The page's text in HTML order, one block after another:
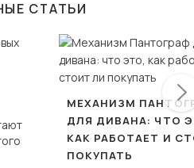
СТАТЬИ
МЕХАНИЗМ
ДЛЯ ДИВАНА: ЧТО
КАК РАБОТАЕТ И
ПОКУПАТЬ